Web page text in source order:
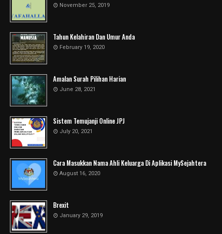
November 25, 2019
Tahun Kelahiran Dan Umur Anda
February 19, 2020
Amalan Surah Pilihan Harian
June 28, 2021
Sistem Temujanji Online JPJ
July 20, 2021
Cara Masukkan Nama Ahli Keluarga Di Aplikasi MySejahtera
August 16, 2020
Brexit
January 29, 2019